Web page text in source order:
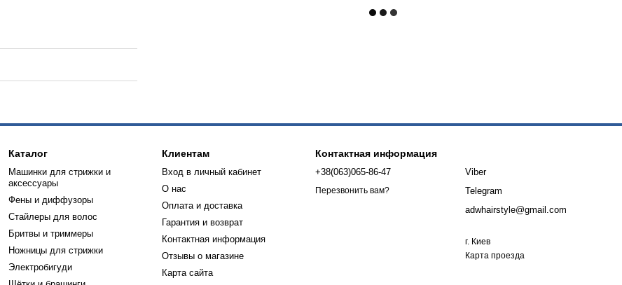
Каталог
Машинки для стрижки и
аксессуары
Фены и диффузоры
Стайлеры для волос
Бритвы и триммеры
Ножницы для стрижки
Электробигуди
Клиентам
Вход в личный кабинет
О нас
Оплата и доставка
Гарантия и возврат
Контактная информация
Отзывы о магазине
Карта сайта
Контактная информация
+38(063)065-86-47
Перезвонить вам?
Viber
Telegram
adwhairstyle@gmail.com
г. Киев
Карта проезда